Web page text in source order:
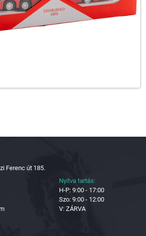
Ferenc út 185.
Nyitva tartás:
H-P: 9:00 - 17:00
Szo: 9:00 - 12:00
V: ZÁRVA